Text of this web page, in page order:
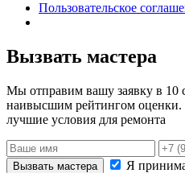
Пользовательское
Вызвать мастера
Мы отправим вашу заявку в 10
наивысшим рейтингом
лучшие условия для ремонта
Я